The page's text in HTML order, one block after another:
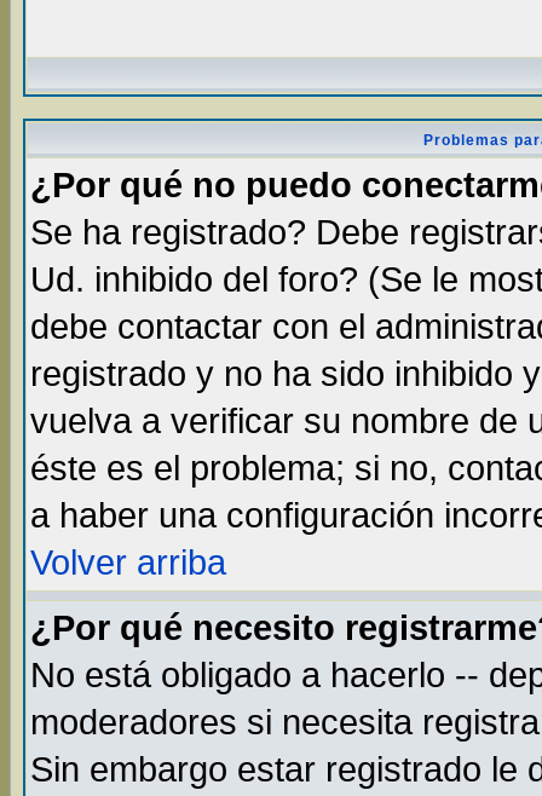
Problemas
¿Por qué no puedo
Se ha registrado? Debe
Ud. inhibido del foro? (Se le
debe contactar con el
registrado y no ha sido inhibido
vuelva a verificar su nombre de
éste es el problema; si no,
a haber una configuración
Volver arriba
¿Por qué necesito
No está obligado a hacerlo --
moderadores si necesita
Sin embargo estar registrado le